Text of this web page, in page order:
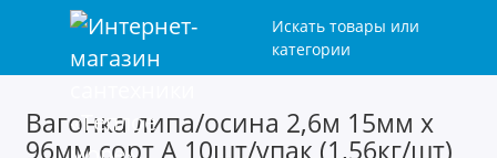
Искать товары или
категории
Вагонка липа/осина 2,6м 15мм х
96мм сорт А 10шт/упак (1,56кг/шт)